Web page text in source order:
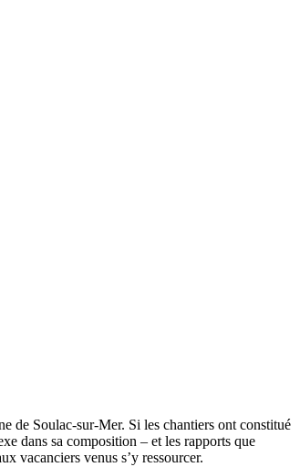
de Soulac-sur-Mer. Si les chantiers ont constitué
dans sa composition – et les rapports que
vacanciers venus s’y ressourcer.